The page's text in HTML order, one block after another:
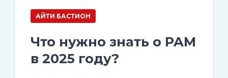
АЙТИ БАСТИОН
Что нужно знать о PAM
в 2025 году?